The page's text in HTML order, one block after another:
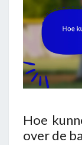
Hoe
over de